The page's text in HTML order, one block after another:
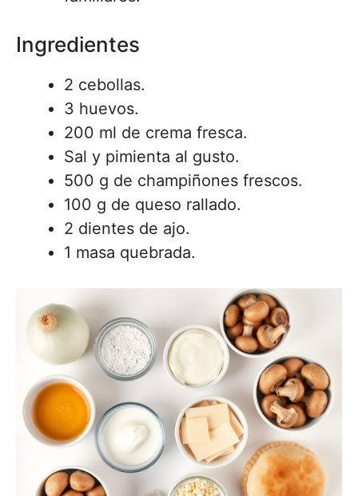
Ingredientes
2 cebollas.
3 huevos.
200 ml de crema fresca.
Sal y pimienta al gusto.
500 g de champiñones frescos.
100 g de queso rallado.
2 dientes de ajo.
1 masa quebrada.